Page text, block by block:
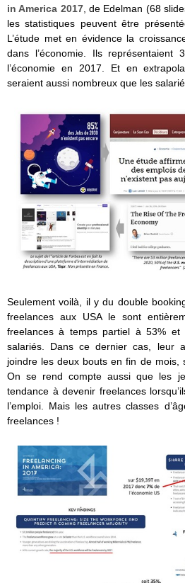
in America 2017, de Edelman (68
les statistiques peuvent être
L’étude met en évidence la
dans l’économie. Ils représentaient
l’économie en 2017. Et en
seraient aussi nombreux que les
Seulement voilà, il y du double
freelances aux USA le sont
freelances à temps partiel à 53%
salariés. Dans ce dernier cas, leur
joindre les deux bouts en fin de mois,
On se rend compte aussi que les
tendance à devenir freelances
l’emploi. Mais les autres classes
freelances !